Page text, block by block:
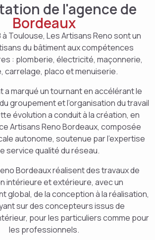
de l'agence de
Bordeaux
Toulouse, Les Artisans Reno sont un
du bâtiment aux compétences
: plomberie, électricité, maçonnerie,
carrelage, placo et menuiserie.
a marqué un tournant en accélérant le
groupement et l’organisation du travail
évolution a conduit à la création, en
Artisans Reno Bordeaux, composée
autonome, soutenue par l’expertise
service qualité du réseau.
Bordeaux réalisent des travaux de
intérieure et extérieure, avec un
global, de la conception à la réalisation,
sur des concepteurs issus de
pour les particuliers comme pour
les professionnels.